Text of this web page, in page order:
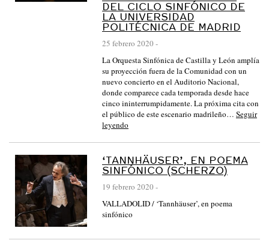
DEL CICLO SINFÓNICO DE
LA UNIVERSIDAD
POLITÉCNICA DE MADRID
25 febrero 2020 -
La Orquesta Sinfónica de Castilla y León amplía
su proyección fuera de la Comunidad con un
nuevo concierto en el Auditorio Nacional,
donde comparece cada temporada desde hace
cinco ininterrumpidamente. La próxima cita con
el público de este escenario madrileño… Seguir
leyendo
‘TANNHÄUSER’, EN POEMA
SINFÓNICO (SCHERZO)
19 febrero 2020 -
VALLADOLID / ‘Tannhäuser’, en poema
sinfónico